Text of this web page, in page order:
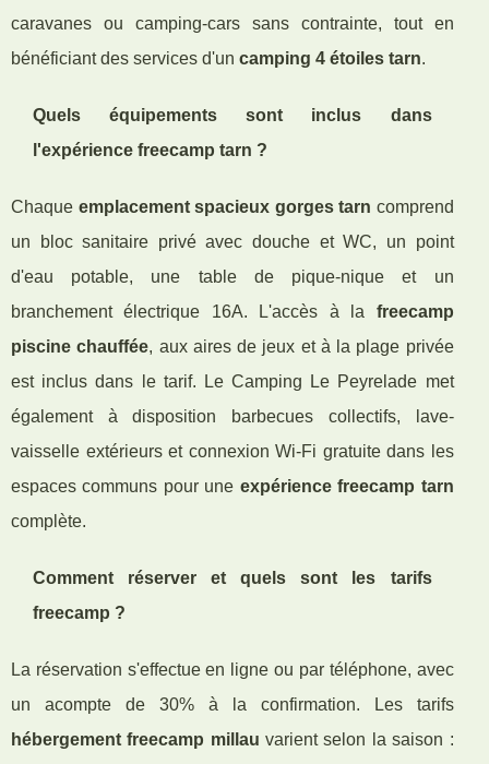
caravanes ou camping-cars sans contrainte, tout en
bénéficiant des services d'un camping 4 étoiles tarn.
Quels équipements sont inclus dans
l'expérience freecamp tarn ?
Chaque emplacement spacieux gorges tarn comprend
un bloc sanitaire privé avec douche et WC, un point
d'eau potable, une table de pique-nique et un
branchement électrique 16A. L'accès à la freecamp
piscine chauffée, aux aires de jeux et à la plage privée
est inclus dans le tarif. Le Camping Le Peyrelade met
également à disposition barbecues collectifs, lave-
vaisselle extérieurs et connexion Wi-Fi gratuite dans les
espaces communs pour une expérience freecamp tarn
complète.
Comment réserver et quels sont les tarifs
freecamp ?
La réservation s'effectue en ligne ou par téléphone, avec
un acompte de 30% à la confirmation. Les tarifs
hébergement freecamp millau varient selon la saison :